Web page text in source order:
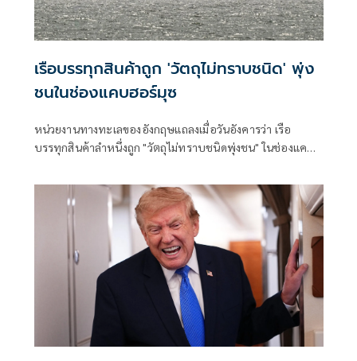
เรือบรรทุกสินค้าถูก 'วัตถุไม่ทราบชนิด' พุ่ง
ชนในช่องแคบฮอร์มุซ
หน่วยงานทางทะเลของอังกฤษแถลงเมื่อวันอังคารว่า เรือ
บรรทุกสินค้าลำหนึ่งถูก "วัตถุไม่ทราบชนิดพุ่งชน" ในช่องแคบฮ